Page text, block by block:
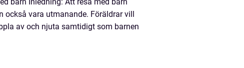
också vara utmanande. Föräldrar vill
av och njuta samtidigt som barnen